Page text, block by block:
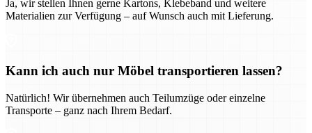
Ja, wir stellen Ihnen gerne Kartons, Klebeband und weitere
Materialien zur Verfügung – auf Wunsch auch mit Lieferung.
Kann ich auch nur Möbel transportieren lassen?
Natürlich! Wir übernehmen auch Teilumzüge oder einzelne
Transporte – ganz nach Ihrem Bedarf.